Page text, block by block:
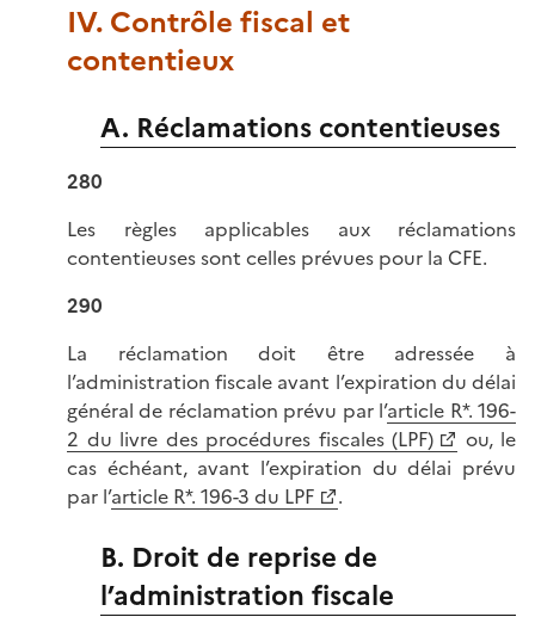
IV. Contrôle fiscal et
contentieux
A. Réclamations contentieuses
280
Les règles applicables aux réclamations
contentieuses sont celles prévues pour la CFE.
290
La réclamation doit être adressée à
l’administration fiscale avant l’expiration du délai
général de réclamation prévu par l’article R*. 196-
2 du livre des procédures fiscales (LPF)
ou, le
cas échéant, avant l’expiration du délai prévu
par l’article R*. 196-3 du LPF .
B. Droit de reprise de
l’administration fiscale